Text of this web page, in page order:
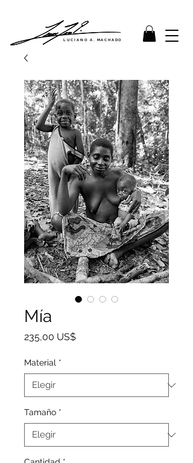
LUCIANO A. MACHADO
Mía
235,00 US$Precio
Material *
Tamaño *